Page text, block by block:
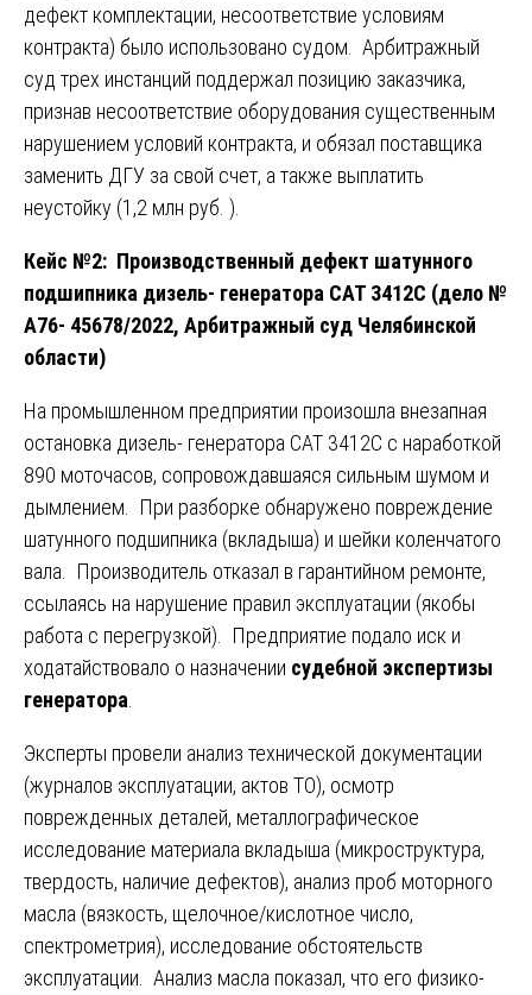
дефект комплектации, несоответствие условиям
контракта) было использовано судом. Арбитражный
суд трех инстанций поддержал позицию заказчика,
признав несоответствие оборудования существенным
нарушением условий контракта, и обязал поставщика
заменить ДГУ за свой счет, а также выплатить
неустойку (1,2 млн руб. ).
Кейс №2: Производственный дефект шатунного
подшипника дизель- генератора CAT 3412C (дело №
А76- 45678/2022, Арбитражный суд Челябинской
области)
На промышленном предприятии произошла внезапная
остановка дизель- генератора CAT 3412C с наработкой
890 моточасов, сопровождавшаяся сильным шумом и
дымлением. При разборке обнаружено повреждение
шатунного подшипника (вкладыша) и шейки коленчатого
вала. Производитель отказал в гарантийном ремонте,
ссылаясь на нарушение правил эксплуатации (якобы
работа с перегрузкой). Предприятие подало иск и
ходатайствовало о назначении судебной экспертизы
генератора
Эксперты провели анализ технической документации
(журналов эксплуатации, актов ТО), осмотр
поврежденных деталей, металлографическое
исследование материала вкладыша (микроструктура,
твердость, наличие дефектов), анализ проб моторного
масла (вязкость, щелочное/кислотное число,
спектрометрия), исследование обстоятельств
эксплуатации. Анализ масла показал, что его физико-